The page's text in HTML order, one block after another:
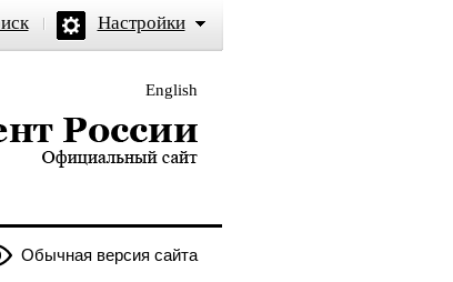
Настройки
English
сайт
Обычная версия сайта